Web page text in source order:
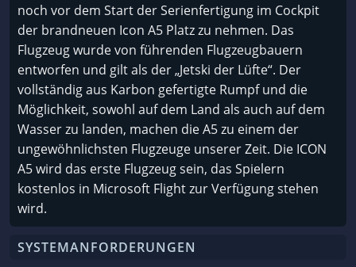
noch vor dem Start der Serienfertigung im Cockpit
der brandneuen Icon A5 Platz zu nehmen. Das
Flugzeug wurde von führenden Flugzeugbauern
entworfen und gilt als der „Jetski der Lüfte“. Der
vollständig aus Karbon gefertigte Rumpf und die
Möglichkeit, sowohl auf dem Land als auch auf dem
Wasser zu landen, machen die A5 zu einem der
ungewöhnlichsten Flugzeuge unserer Zeit. Die ICON
A5 wird das erste Flugzeug sein, das Spielern
kostenlos in Microsoft Flight zur Verfügung stehen
wird.
SYSTEMANFORDERUNGEN